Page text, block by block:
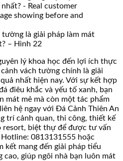
tường là giải pháp làm mát
– Hình 22
lý khoa học đến lợi ích thực
vách tường chính là giải
nhất hiện nay. Với sự kết hợp
điêu khắc và yếu tố xanh, bạn
mát mẻ mà còn một tác phẩm
hệ ngay với Đá Cảnh Thiên An
trí cảnh quan, thi công, thiết kế
resort, biệt thự để được tư vấn
0813131555 hoặc
kết mang đến giải pháp tiểu
giúp ngôi nhà bạn luôn mát